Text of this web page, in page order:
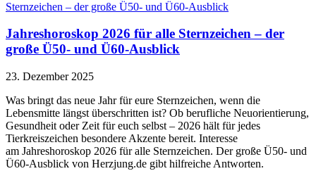
Jahreshoroskop 2026 für alle Sternzeichen – der
große Ü50- und Ü60-Ausblick
23. Dezember 2025
Was bringt das neue Jahr für eure Sternzeichen, wenn die
Lebensmitte längst überschritten ist? Ob berufliche Neuorientierung,
Gesundheit oder Zeit für euch selbst – 2026 hält für jedes
Tierkreiszeichen besondere Akzente bereit. Interesse
am Jahreshoroskop 2026 für alle Sternzeichen. Der große Ü50- und
Ü60-Ausblick von Herzjung.de gibt hilfreiche Antworten.